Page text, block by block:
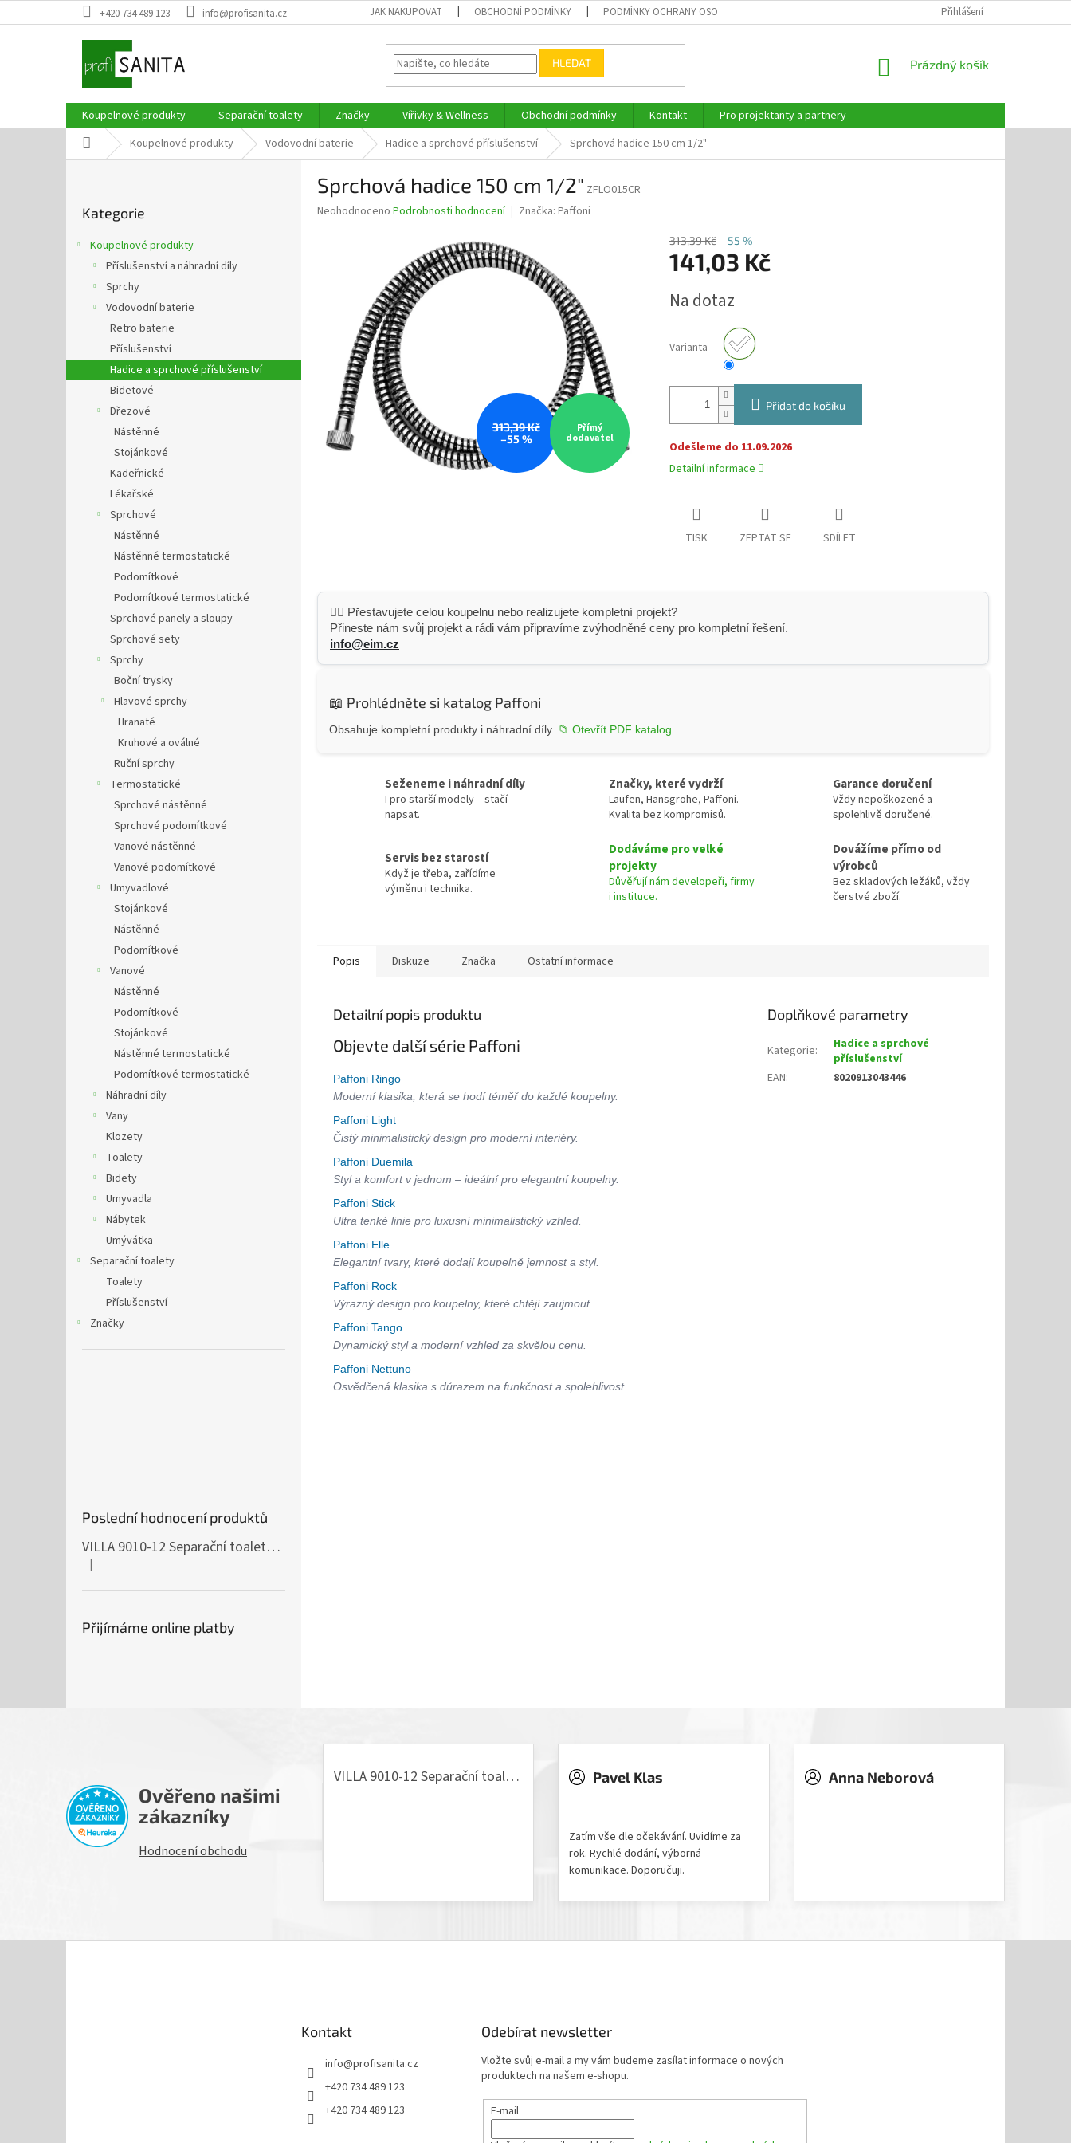
na
+420 734 489 123 info@profisanita.cz JAK NAKUPOVAT OBCHODNÍ PODMÍNKY PODMÍNKY OCHRANY OSOBNÍCH ÚDAJŮ Přihlášení
HLEDAT
NÁKUPNÍ
Prázdný košík
Koupelnové produkty Separační toalety Značky Vířivky & Wellness Obchodní podmínky Kontakt
Pro projektanty a partnery
Domů Koupelnové produkty Vodovodní baterie Hadice a sprchové příslušenství Sprchová hadice 150 cm 1/2"
n
e
kategorie
Kategorie
Koupelnové produkty
Příslušenství a náhradní díly
Sprchy
Vodovodní baterie
Retro baterie
Příslušenství
Hadice a sprchové příslušenství
Bidetové
Dřezové
Nástěnné
Stojánkové
Kadeřnické
Lékařské
Sprchové
Nástěnné
Nástěnné termostatické
Podomítkové
Podomítkové termostatické
Sprchové panely a sloupy
Sprchové sety
Sprchy
Boční trysky
Hlavové sprchy
Hranaté
Kruhové a oválné
Ruční sprchy
Termostatické
Sprchové nástěnné
Sprchové podomítkové
Vanové nástěnné
Vanové podomítkové
Umyvadlové
Stojánkové
Nástěnné
Podomítkové
Vanové
Nástěnné
Podomítkové
Stojánkové
Nástěnné termostatické
Podomítkové termostatické
Náhradní díly
Vany
Klozety
Toalety
Bidety
Umyvadla
Nábytek
Umývátka
Separační toalety
Toalety
Příslušenství
Značky
Poslední hodnocení produktů
VILLA 9010-12 Separační toaleta, 230/12V
Hodnocení produktu je 5 z 5 hvězdiček.
|
Přijímáme online platby
Sprchová hadice 150 cm 1/2" ZFLO015CR
Průměrné
hvězdiček.
Neohodnoceno Podrobnosti hodnocení Značka: Paffoni
313,39 Kč
–55 %
Přímý
dodavatel
313,39 Kč –55 %
141,03 Kč
cena:
Na dotaz
Varianta
Přidat do košíku
Odešleme do 11.09.2026
Detailní informace
TISK ZEPTAT SE SDÍLET
👷‍♂️ Přestavujete celou koupelnu nebo realizujete kompletní projekt?
Přineste nám svůj projekt a rádi vám připravíme zvýhodněné ceny pro kompletní řešení.
info@eim.cz
📖 Prohlédněte si katalog Paffoni
Obsahuje kompletní produkty i náhradní díly. 📁 Otevřít PDF katalog
Seženeme i náhradní díly
I pro starší modely – stačí
napsat.
Značky, které vydrží
Laufen, Hansgrohe, Paffoni.
Kvalita bez kompromisů.
Garance doručení
Vždy nepoškozené a
spolehlivě doručené.
Servis bez starostí
Když je třeba, zařídíme
výměnu i technika.
Dodáváme pro velké
projekty
Důvěřují nám developeři, firmy
i instituce.
Dovážíme přímo od
výrobců
Bez skladových ležáků, vždy
čerstvé zboží.
Popis Diskuze Značka Ostatní informace
Detailní popis produktu
Objevte další série Paffoni
Paffoni Ringo
Moderní klasika, která se hodí téměř do každé koupelny.
Paffoni Light
Čistý minimalistický design pro moderní interiéry.
Paffoni Duemila
Styl a komfort v jednom – ideální pro elegantní koupelny.
Paffoni Stick
Ultra tenké linie pro luxusní minimalistický vzhled.
Paffoni Elle
Elegantní tvary, které dodají koupelně jemnost a styl.
Paffoni Rock
Výrazný design pro koupelny, které chtějí zaujmout.
Paffoni Tango
Dynamický styl a moderní vzhled za skvělou cenu.
Paffoni Nettuno
Osvědčená klasika s důrazem na funkčnost a spolehlivost.
Doplňkové parametry
Kategorie:
Hadice a sprchové
příslušenství
EAN: 8020913043446
Ověřeno našimi
zákazníky
Hodnocení obchodu
VILLA 9010-12 Separační toaleta, 230/12V Pavel Klas
Zatím vše dle očekávání. Uvidíme za
rok. Rychlé dodání, výborná
komunikace. Doporučuji.
Anna Neborová
Kontakt
info@profisanita.cz
+420 734 489 123
+420 734 489 123
Odebírat newsletter
Vložte svůj e-mail a my vám budeme zasílat informace o nových
produktech na našem e-shopu.
E-mail